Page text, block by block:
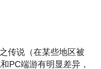
传说（在某些地区被
PC端游有明显差异，